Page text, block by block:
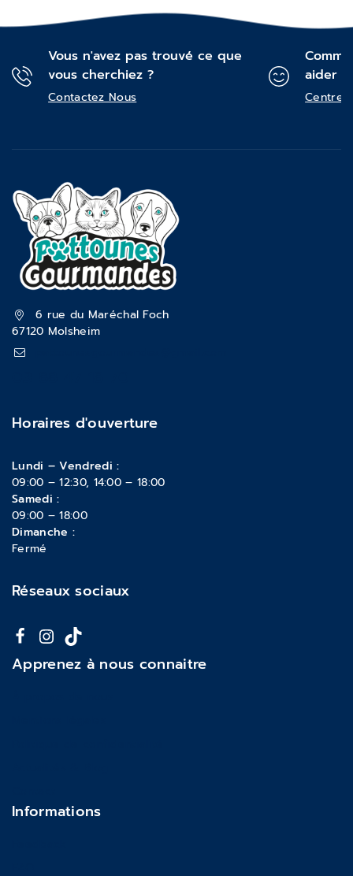
Vous n'avez pas trouvé ce que
vous cherchiez ?
Contactez Nous
aider ?
Centre
6 rue du Maréchal Foch
67120 Molsheim
Horaires d'ouverture
Lundi – Vendredi :
09:00 – 12:30, 14:00 – 18:00
Samedi :
09:00 – 18:00
Dimanche :
Fermé
Réseaux sociaux
Apprenez à nous connaitre
Informations